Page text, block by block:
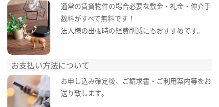
通常の賃貸物件の場合必要な敷金・礼金・仲介手
数料がすべて無料です！
法人様の出張時の経費削減にもおすすめです。
お支払い方法について
お申し込み確定後、ご請求書・ご利用案内等をお
送り致します。